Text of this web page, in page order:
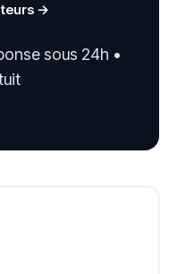
→
sous 24h •